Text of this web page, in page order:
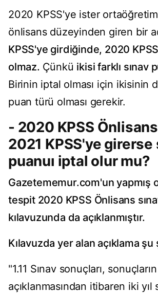
2020 KPSS'ye ister
önlisans düzeyinden giren bir
KPSS'ye girdiğinde, 2020
olmaz. Çünkü ikisi farklı sınav
Birinin iptal olması için ikisinin
puan türü olması gerekir.
- 2020 KPSS
2021 KPSS'ye girerse
puanuı iptal olur mu?
Gazetememur.com'un yapmış
tespit 2020 KPSS Önlisans
kılavuzunda da açıklanmıştır.
Kılavuzda yer alan açıklama
"1.11 Sınav sonuçları, sonuçların
açıklanmasından itibaren iki yıl